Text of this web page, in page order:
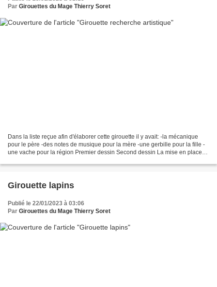
Par Girouettes du Mage Thierry Soret
Dans la liste reçue afin d'élaborer cette girouette il y avait: -la mécanique
pour le père -des notes de musique pour la mère -une gerbille pour la fille -
une vache pour la région Premier dessin Second dessin La mise en place
Girouette lapins
Publié le 22/01/2023 à 03:06
Par Girouettes du Mage Thierry Soret